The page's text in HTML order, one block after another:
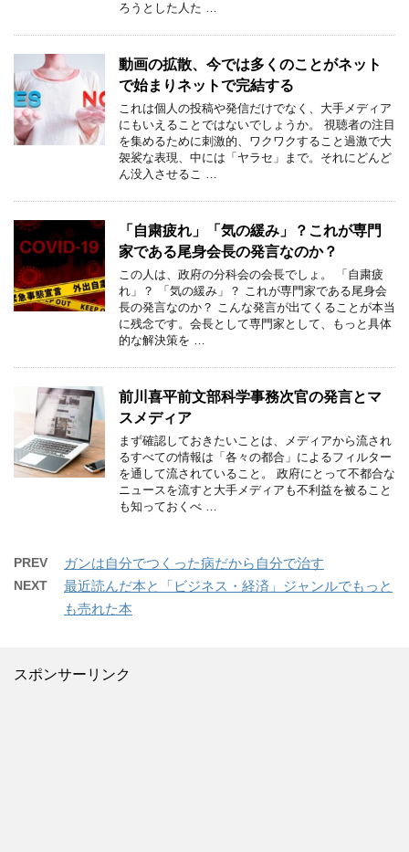
ろうとした人た …
動画の拡散、今では多くのことがネット
で始まりネットで完結する
これは個人の投稿や発信だけでなく、大手メディア
にもいえることではないでしょうか。 視聴者の注目
を集めるために刺激的、ワクワクすること過激で大
袈裟な表現、中には「ヤラセ」まで。それにどんど
ん没入させるこ …
「自粛疲れ」「気の緩み」？これが専門
家である尾身会長の発言なのか？
この人は、政府の分科会の会長でしょ。 「自粛疲
れ」？ 「気の緩み」？ これが専門家である尾身会
長の発言なのか？ こんな発言が出てくることが本当
に残念です。会長として専門家として、もっと具体
的な解決策を …
前川喜平前文部科学事務次官の発言とマ
スメディア
まず確認しておきたいことは、メディアから流され
るすべての情報は「各々の都合」によるフィルター
を通して流されていること。 政府にとって不都合な
ニュースを流すと大手メディアも不利益を被ること
も知っておくべ …
PREV ガンは自分でつくった病だから自分で治す
NEXT
最近読んだ本と「ビジネス・経済」ジャンルでもっと
も売れた本
スポンサーリンク